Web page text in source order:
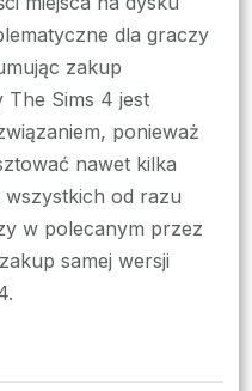
dla graczy
zakup
Sims 4 jest
ponieważ
nawet kilka
od razu
w polecanym przez
samej wersji